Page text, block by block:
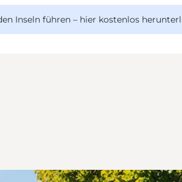
Inseln führen – hier kostenlos